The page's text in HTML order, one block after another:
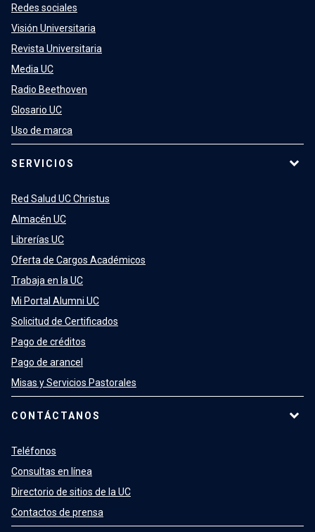
Redes sociales
Visión Universitaria
Revista Universitaria
Media UC
Radio Beethoven
Glosario UC
Uso de marca
SERVICIOS
Red Salud UC Christus
Almacén UC
Librerías UC
Oferta de Cargos Académicos
Trabaja en la UC
Mi Portal Alumni UC
Solicitud de Certificados
Pago de créditos
Pago de arancel
Misas y Servicios Pastorales
CONTÁCTANOS
Teléfonos
Consultas en línea
Directorio de sitios de la UC
Contactos de prensa